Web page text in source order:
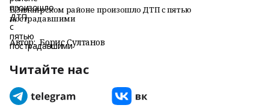
В Зилаирском районе произошло ДТП с пятью
пострадавшими
Автор: Борис Султанов
Читайте нас